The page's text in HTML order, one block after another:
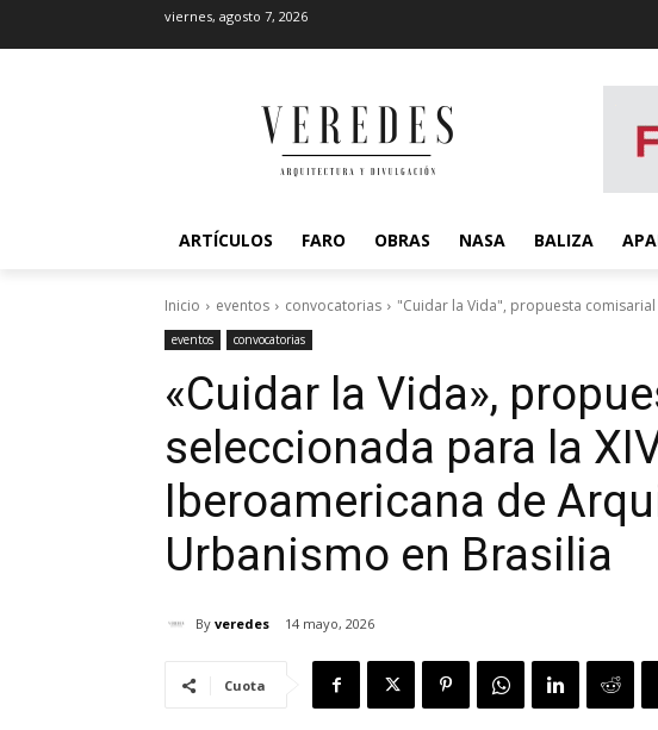
viernes, agosto 7, 2026
ARTÍCULOS FARO OBRAS NASA BALIZA
Inicio eventos convocatorias "Cuidar la Vida", propuesta
eventos convocatorias
«Cuidar la Vida»,
seleccionada para la
Iberoamericana de
Urbanismo en Brasilia
By veredes 14 mayo, 2026
Cuota